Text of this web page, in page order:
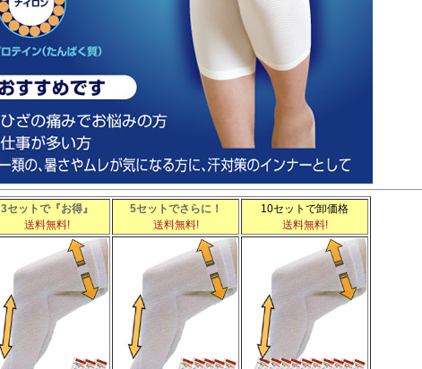
3セットで『お得』
送料無料!
5セットでさらに！
送料無料!
10セットで卸価格
送料無料!